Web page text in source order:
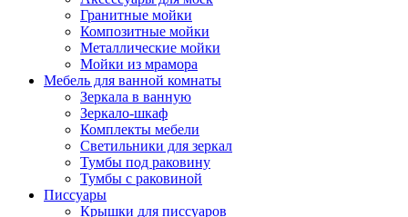
Гранитные мойки
Композитные мойки
Металлические мойки
Мойки из мрамора
Мебель для ванной комнаты
Зеркала в ванную
Зеркало-шкаф
Комплекты мебели
Светильники для зеркал
Тумбы под раковину
Тумбы с раковиной
Писсуары
Крышки для писсуаров